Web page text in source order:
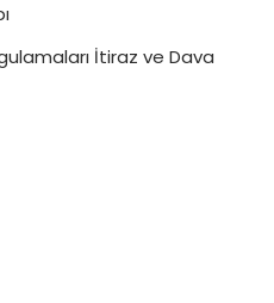
İtiraz ve Dava